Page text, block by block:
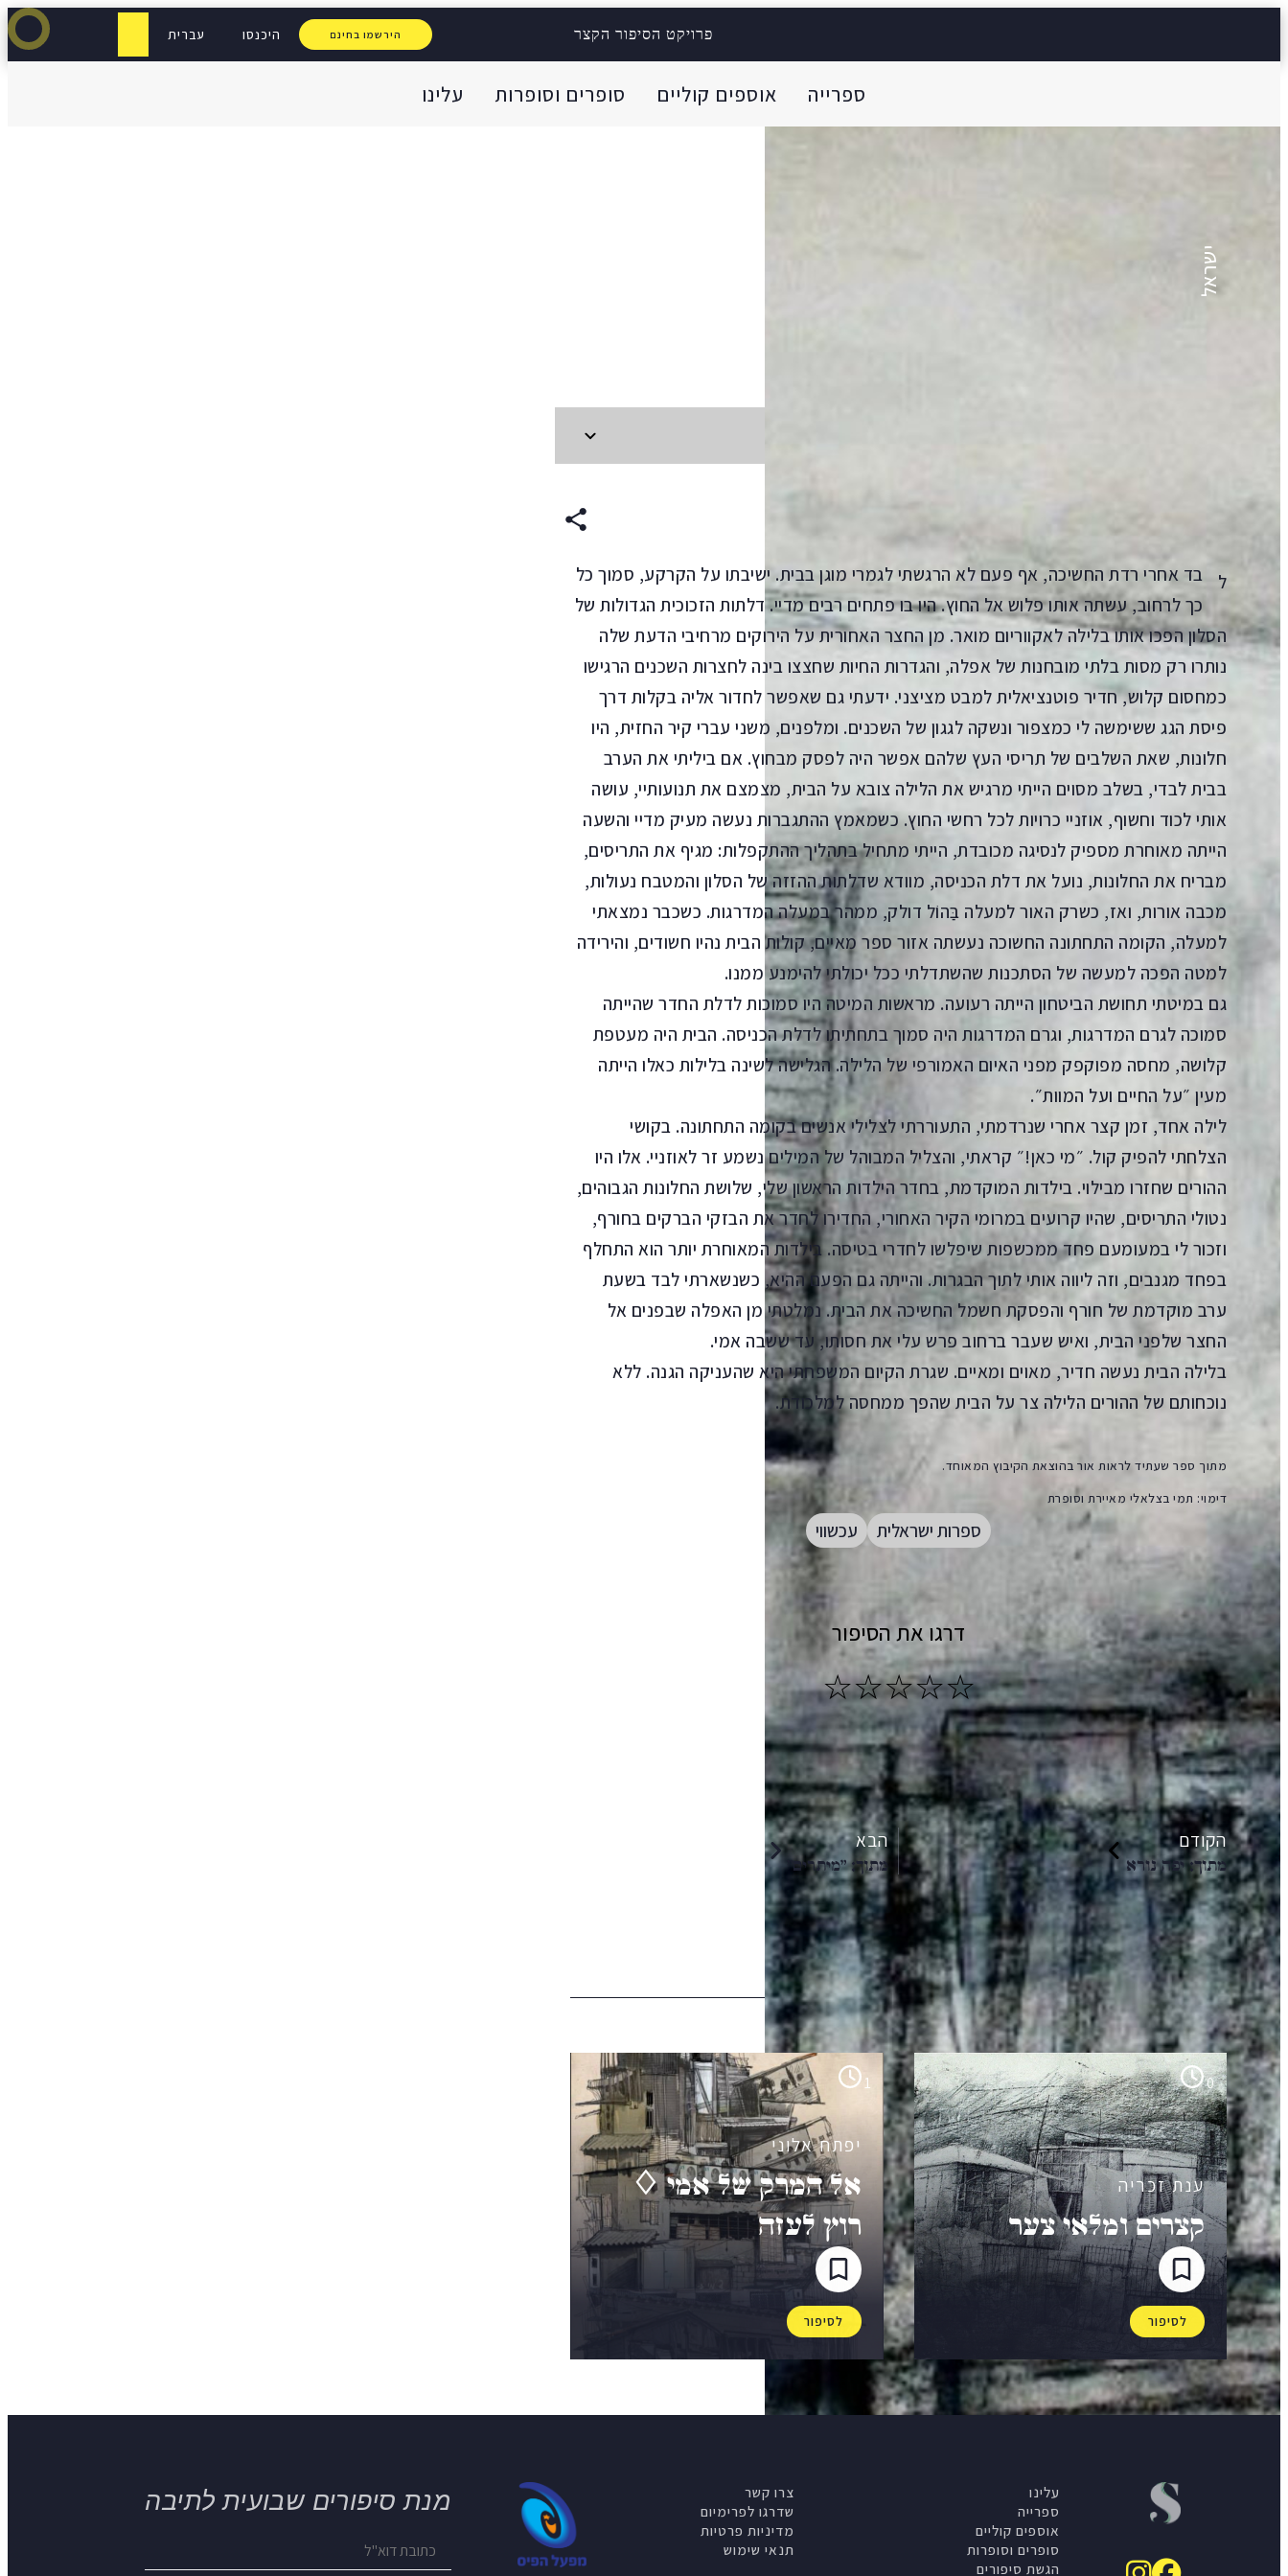
פרויקט הסיפור הקצר הירשמו בחינם היכנסו עברית
ספרייה אוספים קוליים סופרים וסופרות עלינו
ישראל
ל
בד אחרי רדת החשיכה, אף פעם לא הרגשתי לגמרי מוגן בבית. ישיבתו על הקרקע, סמוך כל
כך לרחוב, עשתה אותו פלוש אל החוץ. היו בו פתחים רבים מדיי. דלתות הזכוכית הגדולות של
הסלון הפכו אותו בלילה לאקווריום מואר. מן החצר האחורית על הירוקים מרחיבי הדעת שלה
נותרו רק מסות בלתי מובחנות של אפלה, והגדרות החיות שחצצו בינה לחצרות השכנים הרגישו
כמחסום קלוש, חדיר פוטנציאלית למבט מציצני. ידעתי גם שאפשר לחדור אליה בקלות דרך
פיסת הגג ששימשה לי כמצפור ונשקה לגגון של השכנים. ומלפנים, משני עברי קיר החזית, היו
חלונות, שאת השלבים של תריסי העץ שלהם אפשר היה לפסק מבחוץ. אם ביליתי את הערב
בבית לבדי, בשלב מסוים הייתי מרגיש את הלילה צובא על הבית, מצמצם את תנועותיי, עושה
אותי לכוד וחשוף, אוזניי כרויות לכל רחשי החוץ. כשמאמץ ההתגברות נעשה מעיק מדיי והשעה
הייתה מאוחרת מספיק לנסיגה מכובדת, הייתי מתחיל בתהליך ההתקפלות: מגיף את התריסים,
מבריח את החלונות, נועל את דלת הכניסה, מוודא שדלתות ההזזה של הסלון והמטבח נעולות,
מכבה אורות, ואז, כשרק האור למעלה בַּהוֹל דולק, ממהר במעלה המדרגות. כשכבר נמצאתי
למעלה, הקומה התחתונה החשוכה נעשתה אזור ספר מאיים, קולות הבית נהיו חשודים, והירידה
למטה הפכה למעשה של הסתכנות שהשתדלתי ככל יכולתי להימנע ממנו.
גם במיטתי תחושת הביטחון הייתה רעועה. מראשות המיטה היו סמוכות לדלת החדר שהייתה
סמוכה לגרם המדרגות, וגרם המדרגות היה סמוך בתחתיתו לדלת הכניסה. הבית היה מעטפת
קלושה, מחסה מפוקפק מפני האיום האמורפי של הלילה. הגלישה לשינה בלילות כאלו הייתה
מעין ״על החיים ועל המוות״.
לילה אחד, זמן קצר אחרי שנרדמתי, התעוררתי לצלילי אנשים בקומה התחתונה. בקושי
הצלחתי להפיק קול. ״מי כאן!״ קראתי, והצליל המבוהל של המילים נשמע זר לאוזניי. אלו היו
ההורים שחזרו מבילוי. בילדות המוקדמת, בחדר הילדות הראשון שלי, שלושת החלונות הגבוהים,
נטולי התריסים, שהיו קרועים במרומי הקיר האחורי, החדירו לחדר את הבזקי הברקים בחורף,
וזכור לי במעומעם פחד ממכשפות שיפלשו לחדרי בטיסה. בילדות המאוחרת יותר הוא התחלף
בפחד מגנבים, וזה ליווה אותי לתוך הבגרות. והייתה גם הפעם ההיא, כשנשארתי לבד בשעת
ערב מוקדמת של חורף והפסקת חשמל החשיכה את הבית. נמלטתי מן האפלה שבפנים אל
החצר שלפני הבית, ואיש שעבר ברחוב פרש עלי את חסותו, עד ששבה אמי.
בלילה הבית נעשה חדיר, מאוים ומאיים. שגרת הקיום המשפחתי היא שהעניקה הגנה. ללא
נוכחותם של ההורים הלילה צר על הבית שהפך ממחסה למלכודת.
מתוך ספר שעתיד לראות אור בהוצאת הקיבוץ המאוחד.
דימוי: תמי בצלאלי מאיירת וסופרת
ספרות ישראלית עכשווי
דרגו את הסיפור
הקודם
מתוך: יפה נורא
הבא
מתוך: "מיתרים"
הקריאה הבאה שלך
0
ענת זכריה
קצרים ומלאֵי צער
לסיפור
1
יפתח אלוני
אל המרק של אמי ♢
רוץ לעזה
לסיפור
עלינו
ספרייה
אוספים קוליים
סופרים וסופרות
הגשת סיפורים
צרו קשר
שדרגו לפרימיום
מדיניות פרטיות
תנאי שימוש
מנת סיפורים שבועית לתיבה